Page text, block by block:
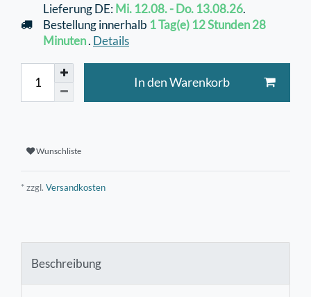
Lieferung DE:Mi. 12.08. - Do. 13.08.26.
Bestellung innerhalb 1 Tag(e) 12 Stunden28
Minuten. Details
In den Warenkorb
Wunschliste
* zzgl. Versandkosten
Beschreibung